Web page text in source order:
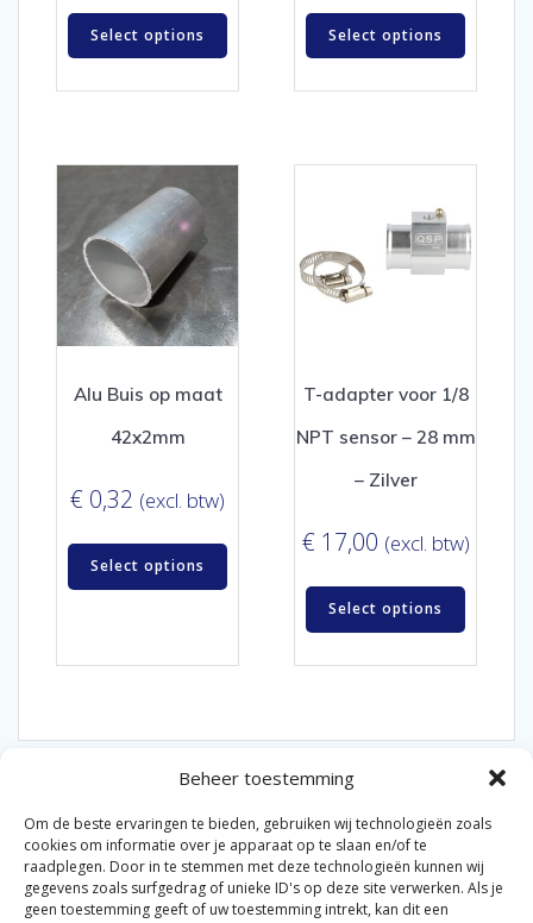
Beheer toestemming
Om de beste ervaringen te bieden, gebruiken wij technologieën zoals
cookies om informatie over je apparaat op te slaan en/of te
raadplegen. Door in te stemmen met deze technologieën kunnen wij
gegevens zoals surfgedrag of unieke ID's op deze site verwerken. Als je
geen toestemming geeft of uw toestemming intrekt, kan dit een
Select options Select options
Alu Buis op maat
42x2mm
€ 0,32 (excl. btw)
Select options
T-adapter voor 1/8
NPT sensor – 28 mm
– Zilver
€ 17,00 (excl. btw)
Select options
© 2026 Van der Bel Las en Radiateurenbedrijf.